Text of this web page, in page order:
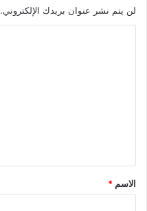
لن يتم نشر عنوان بريدك الإلكتروني.
*
الاسم *